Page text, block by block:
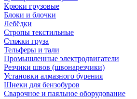
Крюки грузовые
Блоки и блочки
Лебёдки
Стропы текстильные
Стяжки груза
Тельферы и тали
Промышленные электродвигатели
Резчики швов (швонарезчики)
Установки алмазного бурения
Шнеки для бензобуров
Сварочное и паяльное оборудование